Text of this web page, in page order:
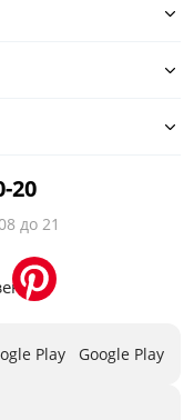
20
до 21
Google Play